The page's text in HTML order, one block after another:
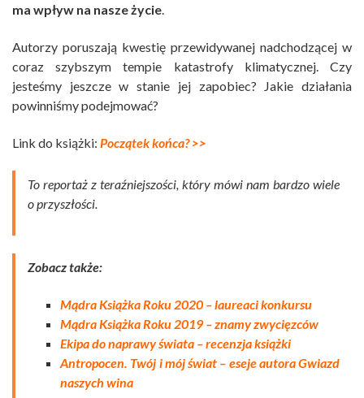
ma wpływ na nasze życie
Autorzy poruszają kwestię przewidywanej nadchodzącej w
coraz szybszym tempie katastrofy klimatycznej. Czy
jesteśmy jeszcze w stanie jej zapobiec? Jakie działania
powinniśmy podejmować?
Link do książki: Początek końca? >>
To reportaż z teraźniejszości, który mówi nam bardzo wiele
o przyszłości.
Zobacz także:
Mądra Książka Roku 2020 – laureaci konkursu
Mądra Książka Roku 2019 – znamy zwycięzców
Ekipa do naprawy świata – recenzja książki
Antropocen. Twój i mój świat – eseje autora Gwiazd
naszych wina